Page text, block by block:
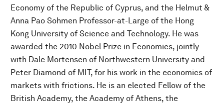
Economy of the Republic of Cyprus, and the Helmut &
Anna Pao Sohmen Professor-at-Large of the Hong
Kong University of Science and Technology. He was
awarded the 2010 Nobel Prize in Economics, jointly
with Dale Mortensen of Northwestern University and
Peter Diamond of MIT, for his work in the economics of
markets with frictions. He is an elected Fellow of the
British Academy, the Academy of Athens, the